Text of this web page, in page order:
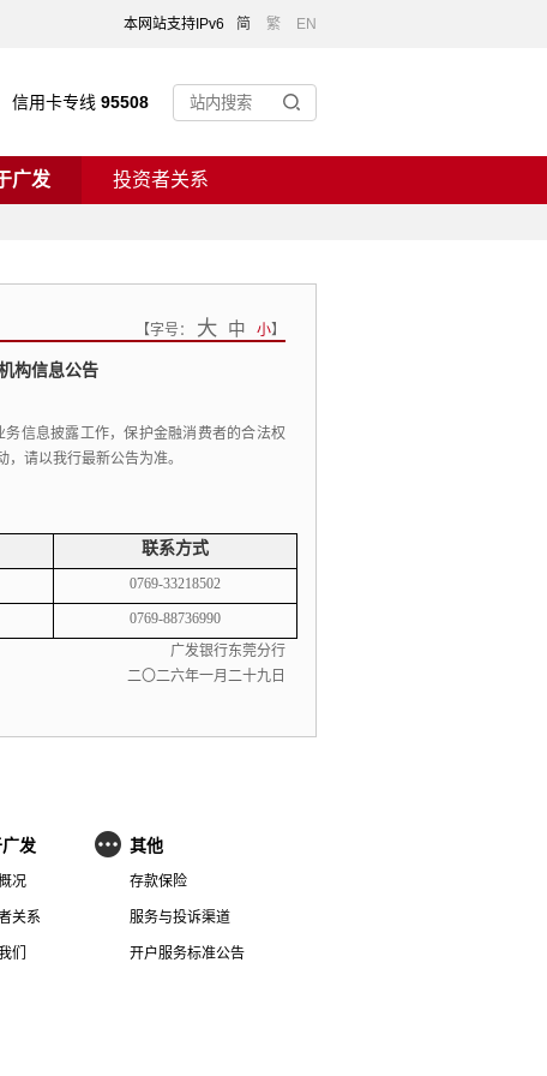
本网站支持IPv6 简 繁 EN
信用卡专线 95508
广发 投资者关系
【字号： 大 中 小】
构信息公告
务信息披露工作，保护金融消费者的合法权
请以我行最新公告为准。
联系方式
0769-33218502
0769-88736990
广发银行东莞分行
二〇二六年一月二十九日
发
况
关系
们
其他
存款保险
服务与投诉渠道
开户服务标准公告